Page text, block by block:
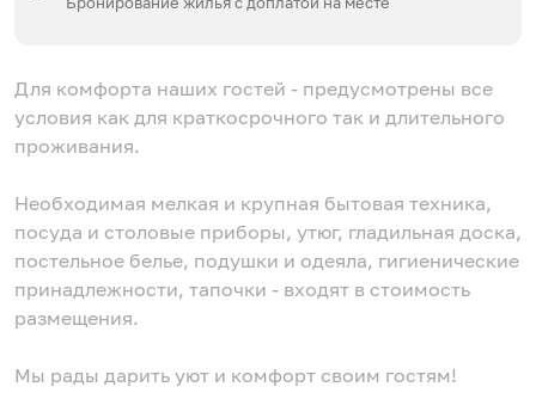
Для комфорта наших гостей - предусмотрены все
условия как для краткосрочного так и длительного
проживания.
Необходимая мелкая и крупная бытовая техника,
посуда и столовые приборы, утюг, гладильная доска,
постельное белье, подушки и одеяла, гигиенические
принадлежности, тапочки - входят в стоимость
размещения.
Мы рады дарить уют и комфорт своим гостям!